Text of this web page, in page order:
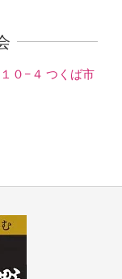
０−４ つくば市